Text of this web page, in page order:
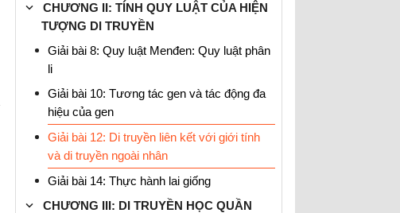
CHƯƠNG II: TÍNH QUY LUẬT CỦA HIỆN
TƯỢNG DI TRUYỀN
Giải bài 8: Quy luật Menđen: Quy luật phân
li
Giải bài 10: Tương tác gen và tác động đa
hiệu của gen
Giải bài 12: Di truyền liên kết với giới tính
và di truyền ngoài nhân
Giải bài 14: Thực hành lai giống
CHƯƠNG III: DI TRUYỀN HỌC QUẦN